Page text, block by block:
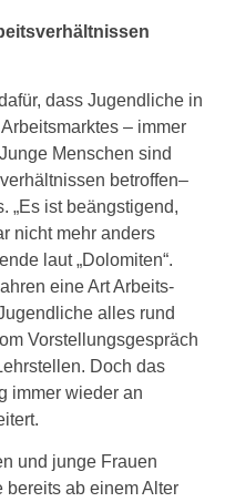
dass Jugendliche in
– immer
Menschen sind
betroffen–
„Es ist beängstigend,
nicht mehr anders
laut „Dolomiten“.
eine Art Arbeits-
alles rund
Vorstellungsgespräch
Doch das
immer wieder an
und junge Frauen
bereits ab einem Alter